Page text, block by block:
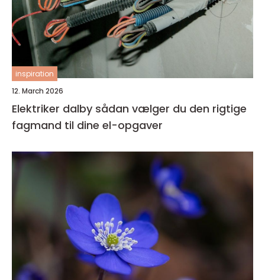
inspiration
12. March 2026
Elektriker dalby sådan vælger du den rigtige
fagmand til dine el-opgaver